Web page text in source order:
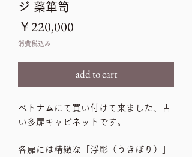
ジ 薬箪笥
￥220,000
消費税込み
add to cart
ベトナムにて買い付けて来ました、古
い多扉キャビネットです。
各扉には精緻な「浮彫（うきぼり）」